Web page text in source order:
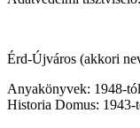
Érd-Újváros (akkori
Anyakönyvek: 1948-tól
Historia Domus: 1943-